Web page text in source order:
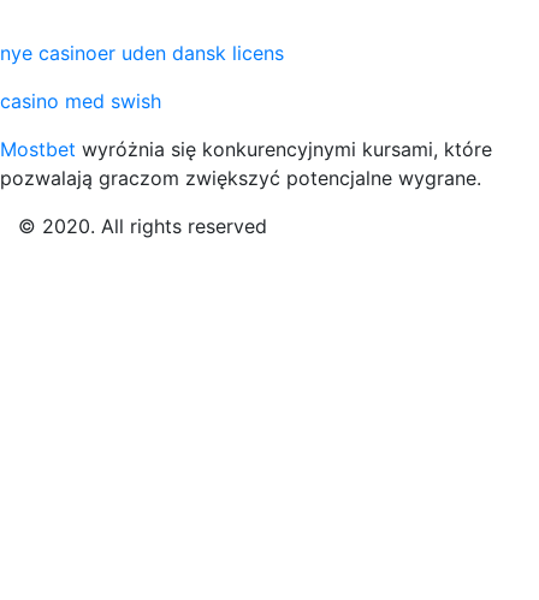
nye casinoer uden dansk licens
casino med swish
Mostbet wyróżnia się konkurencyjnymi kursami, które
pozwalają graczom zwiększyć potencjalne wygrane.
© 2020. All rights reserved